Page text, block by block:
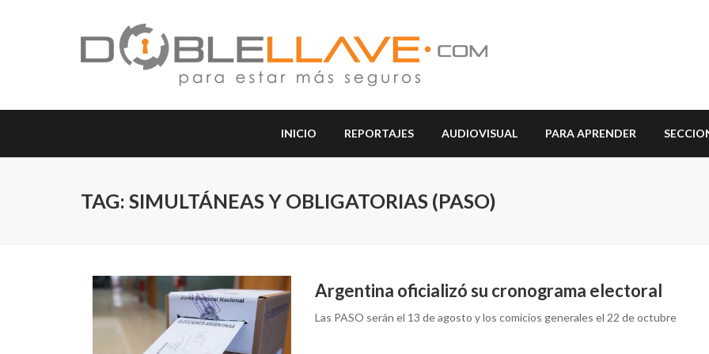
INICIO REPORTAJES AUDIOVISUAL PARA APRENDER
TAG: SIMULTÁNEAS Y OBLIGATORIAS (PASO)
Argentina oficializó su cronograma electoral
Las PASO serán el 13 de agosto y los comicios generales el 22 de octubre